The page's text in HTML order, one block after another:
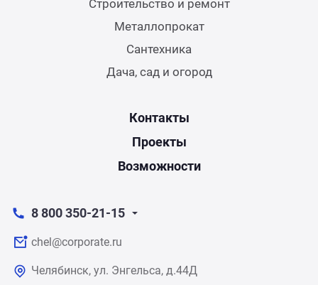
Строительство и ремонт
Металлопрокат
Сантехника
Дача, сад и огород
Контакты
Проекты
Возможности
8 800 350-21-15
chel@corporate.ru
Челябинск, ул. Энгельса, д.44Д